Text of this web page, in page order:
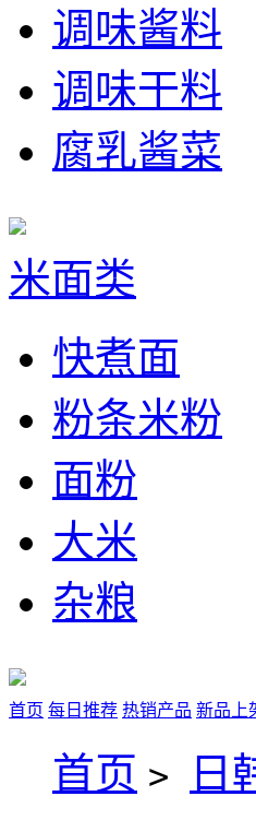
调味酱料
调味干料
腐乳酱菜
米面类
快煮面
粉条米粉
面粉
大米
杂粮
首页 每日推荐 热销产品 新品上
首页 > 日